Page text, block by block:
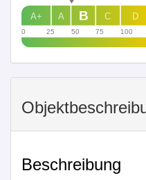
0 25 50 75 100
D
C
A
A+ B
Beschreibung